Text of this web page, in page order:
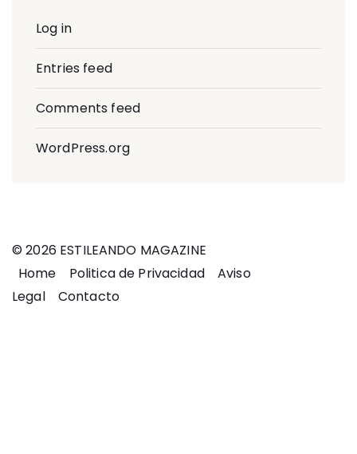
Log in
Entries feed
Comments feed
WordPress.org
© 2026 ESTILEANDO MAGAZINE
Home
Politica de Privacidad
Aviso
Legal
Contacto